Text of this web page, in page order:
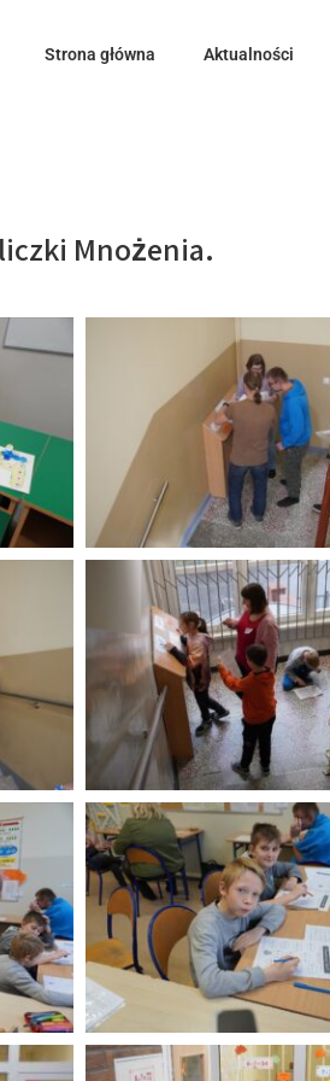
Strona główna Aktualności
Mnożenia.